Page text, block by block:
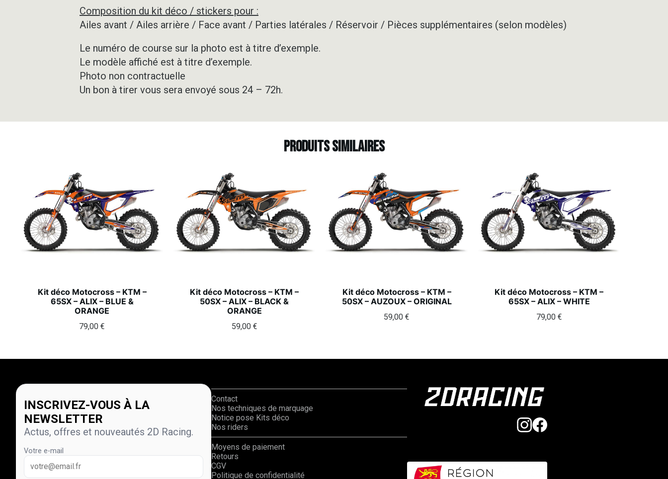
2DR6
Composition du kit déco / stickers pour :
Ailes avant / Ailes arrière / Face avant / Parties latérales / Réservoir / Pièces supplémentaires (selon modèles)
Le numéro de course sur la photo est à titre d’exemple.
Le modèle affiché est à titre d’exemple.
Photo non contractuelle
Un bon à tirer vous sera envoyé sous 24 – 72h.
Produits similaires
Kit déco Motocross – KTM –
65SX – ALIX – BLUE &
ORANGE
79,00€
Kit déco Motocross – KTM –
50SX – ALIX – BLACK &
ORANGE
59,00 €
Kit déco Motocross – KTM –
50SX – AUZOUX – ORIGINAL
59,00€
Kit déco Motocross – KTM –
65SX – ALIX – WHITE
79,00 €
INSCRIVEZ-VOUS À LA
NEWSLETTER
Actus, offres et nouveautés 2D Racing.
Votre e-mail
Contact
Nos techniques de marquage
Notice pose Kits déco
Nos riders
Moyens de paiement
Retours
CGV
Politique de confidentialité